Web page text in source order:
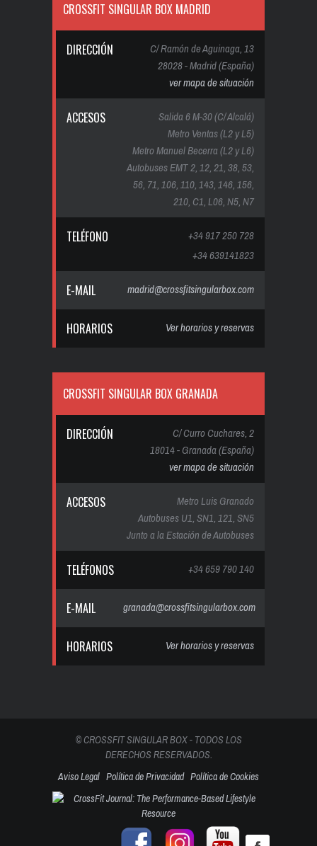
CROSSFIT SINGULAR BOX MADRID
DIRECCIÓN
C/ Ramón de Aguinaga, 13
28028 - Madrid (España)
ver mapa de situación
ACCESOS
Salida 6 M-30 (C/ Alcalá)
Metro Ventas (L2 y L5)
Metro Manuel Becerra (L2 y L6)
Autobuses EMT 2, 12, 21, 38, 53,
56, 71, 106, 110, 143, 146, 156,
210, C1, L06, N5, N7
TELÉFONO
+34 917 250 728
+34 639141823
E-MAIL madrid@crossfitsingularbox.com
HORARIOS Ver horarios y reservas
CROSSFIT SINGULAR BOX GRANADA
DIRECCIÓN
C/ Curro Cuchares, 2
18014 - Granada (España)
ver mapa de situación
ACCESOS
Metro Luis Granado
Autobuses U1, SN1, 121, SN5
Junto a la Estación de Autobuses
TELÉFONOS +34 659 790 140
E-MAIL granada@crossfitsingularbox.com
HORARIOS Ver horarios y reservas
© CROSSFIT SINGULAR BOX - TODOS LOS
DERECHOS RESERVADOS.
Aviso Legal Política de Privacidad Política de Cookies